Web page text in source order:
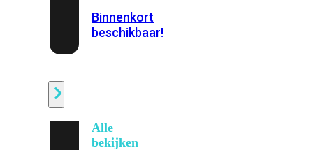
Binnenkort
beschikbaar!
Alle
bekijken